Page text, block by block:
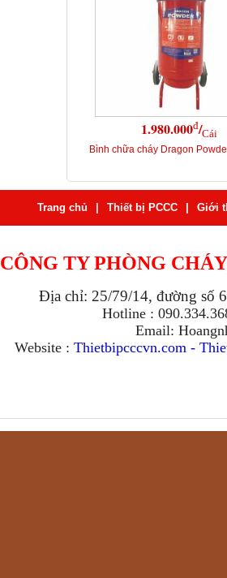
1.980.000đ/Cái
Bình chữa cháy Dragon
Trang chủ Thiết bị PCCC Giới
CÔNG TY PHÒNG
Địa chỉ: 25/79/14, đường số
Hotline :
Email:
Website : Thietbipcccvn.com -